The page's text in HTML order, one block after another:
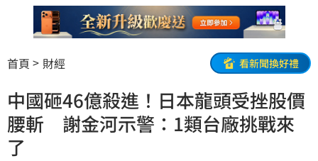
首頁 財經 看新聞換好禮
中國砸46億殺進！日本龍頭受挫股價
腰斬 謝金河示警：1類台廠挑戰來
了